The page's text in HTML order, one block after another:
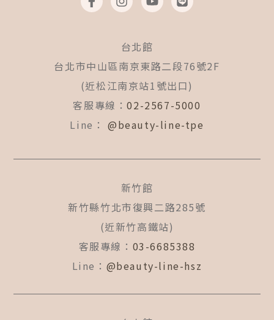
c
o
k
-
f
s
a
g
r
a
m
u
b
e
n
台北館
台北市中山區南京東路二段76號2F
(近松江南京站1號出口)
客服專線：02-2567-5000
Line： @beauty-line-tpe
新竹館
新竹縣竹北市復興二路285號
(近新竹高鐵站)
客服專線： 03-6685388
Line： @beauty-line-hsz